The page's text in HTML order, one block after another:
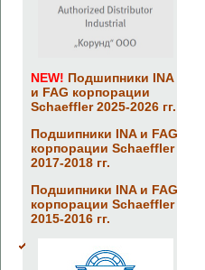
NEW! Подшипники INA
и FAG корпорации
Schaeffler 2025-2026 гг.
Подшипники INA и FAG
корпорации Schaeffler
2017-2018 гг.
Подшипники INA и FAG
корпорации Schaeffler
2015-2016 гг.